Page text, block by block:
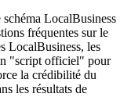
LocalBusiness
fréquentes sur le
LocalBusiness, les
"script officiel" pour
la crédibilité du
les résultats de